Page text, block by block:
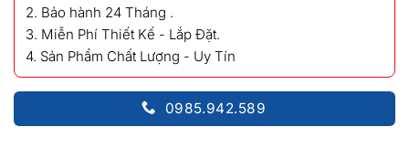
2. Bảo hành 24 Tháng .
3. Miễn Phí Thiết Kế - Lắp Đặt.
4. Sản Phẩm Chất Lượng - Uy Tín
0985.942.589